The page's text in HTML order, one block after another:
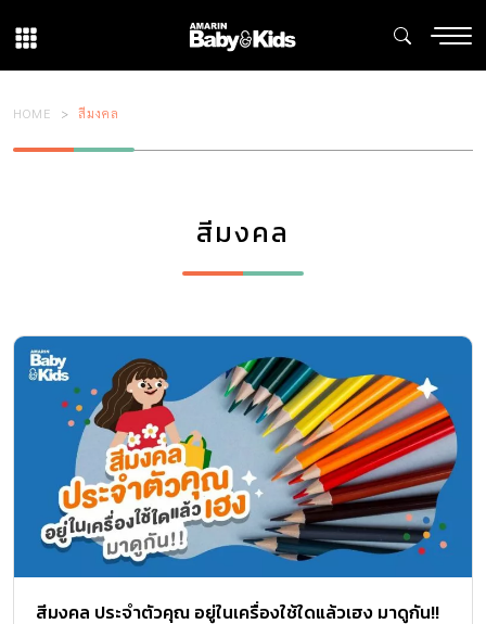
HOME สีมงคล
สีมงคล
สีมงคล ประจำตัวคุณ อยู่ในเครื่องใช้ใดแล้วเฮง มาดูกัน!!